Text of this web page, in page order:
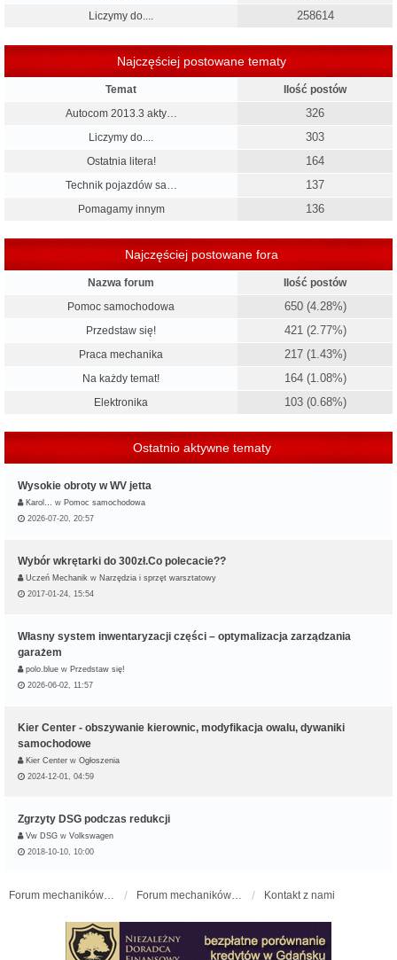
Liczymy do.... 258614
Najczęściej postowane tematy
Temat
Ilość postów
Autocom 2013.3 akty…
326
Liczymy do.... 303
Ostatnia litera! 164
Technik pojazdów sa… 137
Pomagamy innym 136
Najczęściej postowane fora
Nazwa forum
Ilość postów
Pomoc samochodowa
650 (4.28%)
Przedstaw się! 421 (2.77%)
Praca mechanika 217 (1.43%)
Na każdy temat! 164 (1.08%)
Elektronika 103 (0.68%)
Ostatnio aktywne tematy
Wysokie obroty w WV jetta
Karol… w Pomoc samochodowa
2026-07-20, 20:57
Wybór wkrętarki do 300zł.Co polecacie??
Uczeń Mechanik w Narzędzia i sprzęt warsztatowy
2017-01-24, 15:54
Własny system inwentaryzacji części – optymalizacja zarządzania
garażem
polo.blue w Przedstaw się!
2026-06-02, 11:57
Kier Center - obszywanie kierownic, modyfikacja owalu, dywaniki
samochodowe
Kier Center w Ogłoszenia
2024-12-01, 04:59
Zgrzyty DSG podczas redukcji
Vw DSG w Volkswagen
2018-10-10, 10:00
Forum mechaników samochodowych - forum-mechaniczne.pl Forum mechaników samochodowych Kontakt z nami